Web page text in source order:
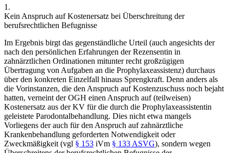
1.
Kein Anspruch auf Kostenersatz bei Überschreitung der
berufsrechtlichen Befugnisse
Im Ergebnis birgt das gegenständliche Urteil (auch angesichts der
nach den persönlichen Erfahrungen der Rezensentin in
zahnärztlichen Ordinationen mitunter recht großzügigen
Übertragung von Aufgaben an die Prophylaxeassistenz) durchaus
über den konkreten Einzelfall hinaus Sprengkraft. Denn anders als
die Vorinstanzen, die den Anspruch auf Kostenzuschuss noch bejaht
hatten, verneint der OGH einen Anspruch auf (teilweisen)
Kostenersatz aus der KV für die durch die Prophylaxeassistentin
geleistete Parodontalbehandlung. Dies nicht etwa mangels
Vorliegens der auch für den Anspruch auf zahnärztliche
Krankenbehandlung geforderten Notwendigkeit oder
Zweckmäßigkeit (vgl § 153 iVm § 133 ASVG), sondern wegen